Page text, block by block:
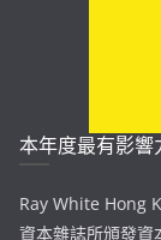
本年度最有影響
Ray White Hong
資本雜誌所頒發資